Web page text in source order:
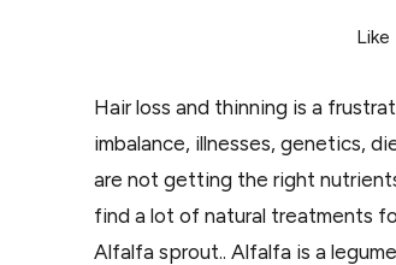
Hair loss and thinning is a
imbalance, illnesses, genetics,
are not getting the right
find a lot of natural treatments
Alfalfa sprout.. Alfalfa is a